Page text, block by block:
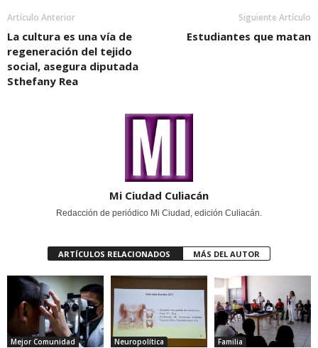
Artículo Anterior
La cultura es una vía de
regeneración del tejido
social, asegura diputada
Sthefany Rea
Siguiente Artículo
Estudiantes que matan
Mi Ciudad Culiacán
Redacción de periódico Mi Ciudad, edición Culiacán.
ARTÍCULOS RELACIONADOS MÁS DEL AUTOR
Mejor Comunidad Neuropolítica Familia